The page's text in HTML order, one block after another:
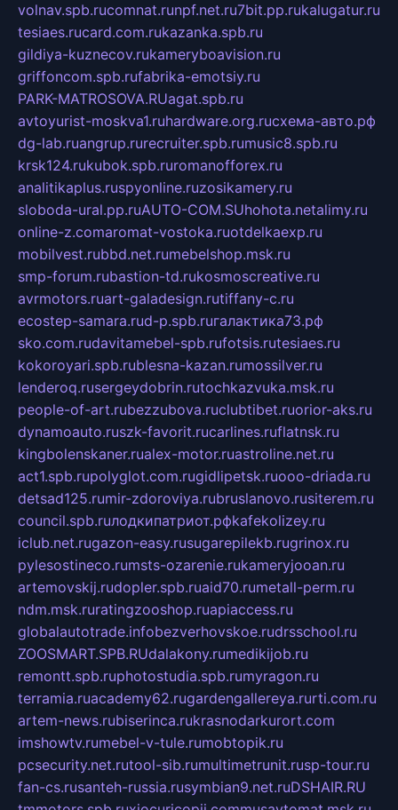
volnav.spb.rucomnat.runpf.net.ru7bit.pp.rukalugatur.ru
tesiaes.rucard.com.rukazanka.spb.ru
gildiya-kuznecov.rukameryboavision.ru
griffoncom.spb.rufabrika-emotsiy.ru
PARK-MATROSOVA.RUagat.spb.ru
avtoyurist-moskva1.ruhardware.org.ruсхема-авто.рф
dg-lab.ruangrup.rurecruiter.spb.rumusic8.spb.ru
krsk124.rukubok.spb.ruromanofforex.ru
analitikaplus.ruspyonline.ruzosikamery.ru
sloboda-ural.pp.ruAUTO-COM.SUhohota.netalimy.ru
online-z.comaromat-vostoka.ruotdelkaexp.ru
mobilvest.rubbd.net.rumebelshop.msk.ru
smp-forum.rubastion-td.rukosmoscreative.ru
avrmotors.ruart-galadesign.rutiffany-c.ru
ecostep-samara.rud-p.spb.ruгалактика73.рф
sko.com.rudavitamebel-spb.rufotsis.rutesiaes.ru
kokoroyari.spb.rublesna-kazan.rumossilver.ru
lenderoq.rusergeydobrin.rutochkazvuka.msk.ru
people-of-art.rubezzubova.ruclubtibet.ruorior-aks.ru
dynamoauto.ruszk-favorit.rucarlines.ruflatnsk.ru
kingbolenskaner.rualex-motor.ruastroline.net.ru
act1.spb.rupolyglot.com.rugidlipetsk.ruooo-driada.ru
detsad125.rumir-zdoroviya.rubruslanovo.rusiterem.ru
council.spb.ruлодкипатриот.рфkafekolizey.ru
iclub.net.rugazon-easy.rusugarepilekb.rugrinox.ru
pylesostineco.rumsts-ozarenie.rukameryjooan.ru
artemovskij.rudopler.spb.ruaid70.rumetall-perm.ru
ndm.msk.ruratingzooshop.ruapiaccess.ru
globalautotrade.infobezverhovskoe.rudrsschool.ru
ZOOSMART.SPB.RUdalakony.rumedikijob.ru
remontt.spb.ruphotostudia.spb.rumyragon.ru
terramia.ruacademy62.rugardengallereya.rurti.com.ru
artem-news.rubiserinca.rukrasnodarkurort.com
imshowtv.rumebel-v-tule.rumobtopik.ru
pcsecurity.net.rutool-sib.rumultimetrunit.rusp-tour.ru
fan-cs.rusanteh-russia.rusymbian9.net.ruDSHAIR.RU